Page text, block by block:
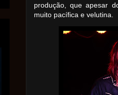
produção, que apesar
muito pacífica e velutina.